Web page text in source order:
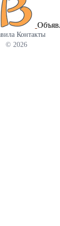
📞 Звоните и
но
растворителях
Контакты
© 2026